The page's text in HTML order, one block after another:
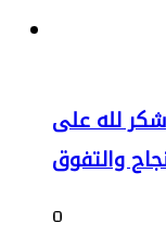
لله على
والتفوق
0